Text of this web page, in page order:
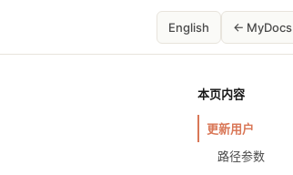
English ← MyDocs
本页内容
更新用户
路径参数